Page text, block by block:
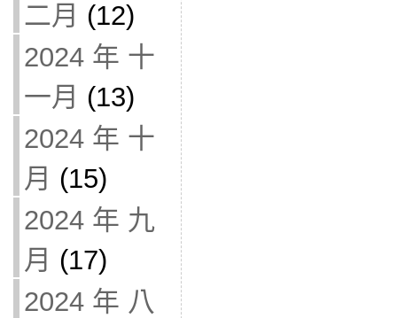
二月 (12)
2024 年 十
一月 (13)
2024 年 十
月 (15)
2024 年 九
月 (17)
2024 年 八